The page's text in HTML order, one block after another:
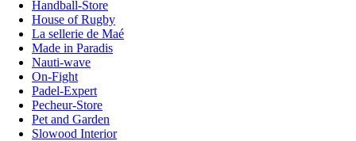
Handball-Store
House of Rugby
La sellerie de Maé
Made in Paradis
Nauti-wave
On-Fight
Padel-Expert
Pecheur-Store
Pet and Garden
Slowood Interior